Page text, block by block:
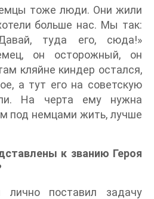
тоже люди. Они жили
больше нас. Мы так:
туда его, сюда!»
он осторожный, он
кляйне киндер остался,
а тут его на советскую
На черта ему нужна
под немцами жить, лучше
к званию Героя
лично поставил задачу